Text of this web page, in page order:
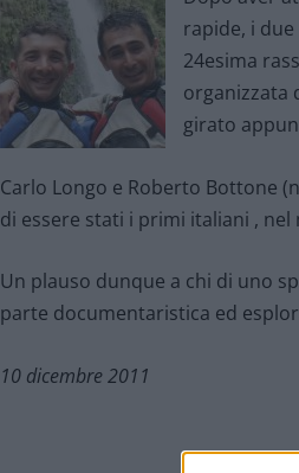
rapide, i
24esima
organizzata
girato
Carlo Longo e Roberto Bottone
di essere stati i primi italiani ,
Un plauso dunque a chi di uno
parte documentaristica ed
10 dicembre 2011